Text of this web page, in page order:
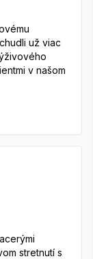
už viac
v našom
stretnutí s